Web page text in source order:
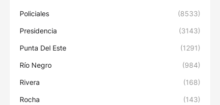
Policiales (8533)
Presidencia (3143)
Punta Del Este (1291)
Río Negro (984)
Rivera (168)
Rocha (143)